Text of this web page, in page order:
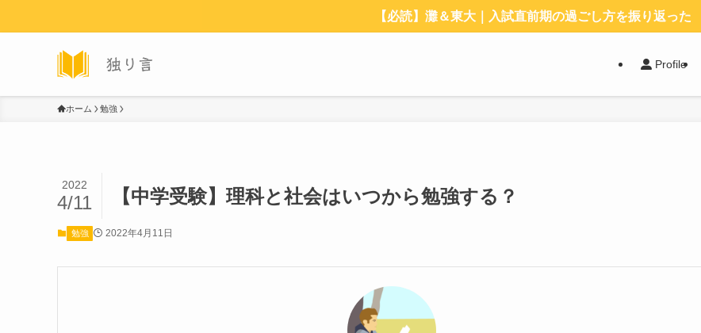
【必読】灘＆東大｜入試直前期の過ごし方を振り返った
Profile
ホーム 勉強
【中学受験】理科と社会はいつから勉強する？
2022
4/11
勉強 2022年4月11日